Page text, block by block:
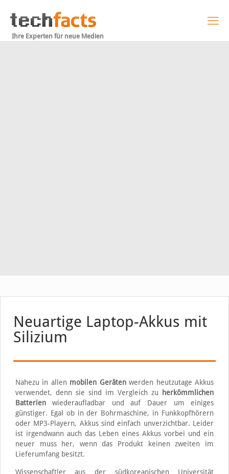
Ihre Experten für neue Medien
Neuartige Laptop-Akkus mit
Silizium
Nahezu in allen mobilen Gerätenwerden heutzutage Akkus
verwendet, denn sie sind im Vergleich zu
herkömmlichen
Batterienwiederaufladbar und auf Dauer um einiges
günstiger. Egal ob in der Bohrmaschine, in Funkkopfhörern
oder MP3-Playern, Akkus sind einfach unverzichtbar. Leider
ist irgendwann auch das Leben eines Akkus vorbei und ein
neuer muss her, wenn das Produkt keinen zweiten im
Lieferumfang besitzt.
Wissenschaftler aus der südkoreanischen Universität